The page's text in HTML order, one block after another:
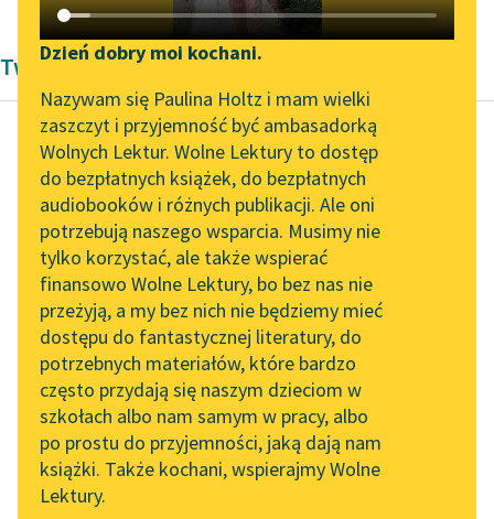
Katalog DAISY
Podkasty o książkach
Zgłoś brak utworu
Aktualności
Spotkanie z Katarzyną
Tunkiel w Oslo
Wolne Lektury na 32.
Pol’and’Rock Festivalu
„Kochanek Lady
Chatterley” do słuchania
na Wolnych Lekturach
Nowy audiobook –
„Marzenie o Oriencie”
Sophie Elkan
Kolekcja Nadwyraz.com x
Wolne Lektury – idealna na
Narzędzia
Mapa Wolnych Lektur
Leśmianator
Przewodnik dla piszących i
czytających
API
OAI-PMH
Widget Wolnych Lektur
Przypisy
Dzień dobry moi kochani.
Nazywam się Paulina Holtz i mam wielki
zaszczyt i przyjemność być ambasadorką
Wolnych Lektur. Wolne Lektury to dostęp
do bezpłatnych książek, do bezpłatnych
audiobooków i różnych publikacji. Ale oni
potrzebują naszego wsparcia. Musimy nie
tylko korzystać, ale także wspierać
finansowo Wolne Lektury, bo bez nas nie
przeżyją, a my bez nich nie będziemy mieć
dostępu do fantastycznej literatury, do
potrzebnych materiałów, które bardzo
często przydają się naszym dzieciom w
szkołach albo nam samym w pracy, albo
po prostu do przyjemności, jaką dają nam
książki. Także kochani, wspierajmy Wolne
Lektury.
Twórczość Modernizm
Wacław Berent
Ozimina
— Jak myślisz, Leno —
rzekła, zamykając
powieki jakoś boleśnie
— jak myślisz: gdyby
tak gdzie indziej na...
Czytaj więcej